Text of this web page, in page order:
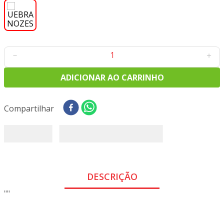
＋
－
ADICIONAR AO CARRINHO
Compartilhar
DESCRIÇÃO
""
9º
tecido oxford
10º toalha mesa